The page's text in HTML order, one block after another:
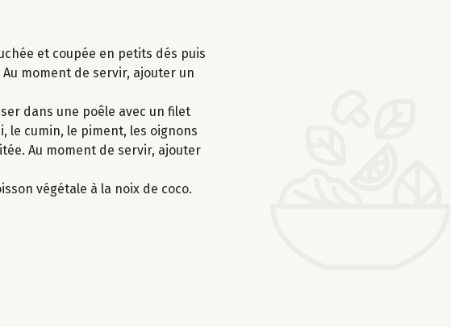
et coupée en petits dés puis
moment de servir, ajouter un
dans une poêle avec un filet
le cumin, le piment, les oignons
Au moment de servir, ajouter
végétale à la noix de coco.